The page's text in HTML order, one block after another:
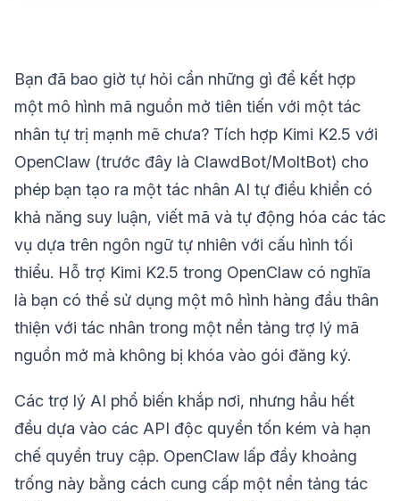
Bạn đã bao giờ tự hỏi cần những gì để kết hợp
một mô hình mã nguồn mở tiên tiến với một tác
nhân tự trị mạnh mẽ chưa? Tích hợp Kimi K2.5 với
OpenClaw (trước đây là ClawdBot/MoltBot) cho
phép bạn tạo ra một tác nhân AI tự điều khiển có
khả năng suy luận, viết mã và tự động hóa các tác
vụ dựa trên ngôn ngữ tự nhiên với cấu hình tối
thiểu. Hỗ trợ Kimi K2.5 trong OpenClaw có nghĩa
là bạn có thể sử dụng một mô hình hàng đầu thân
thiện với tác nhân trong một nền tảng trợ lý mã
nguồn mở mà không bị khóa vào gói đăng ký.
Các trợ lý AI phổ biến khắp nơi, nhưng hầu hết
đều dựa vào các API độc quyền tốn kém và hạn
chế quyền truy cập. OpenClaw lấp đầy khoảng
trống này bằng cách cung cấp một nền tảng tác